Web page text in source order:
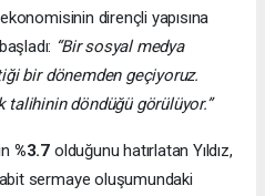
dirençli yapısına
“Bir sosyal medya
bir dönemden geçiyoruz.
talihinin döndüğü görülüyor.”
%3.7 olduğunu hatırlatan Yıldız,
sermaye oluşumundaki